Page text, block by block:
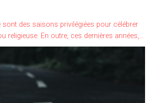
sont des saisons privilégiées pour célébrer
religieuse. En outre, ces dernières années,…